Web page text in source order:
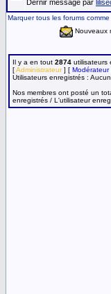
Dernir message par
Marquer tous les forums comme
Nouveaux
Il y a en tout 2874 utilisateurs
[Administrateur] [ Modérateur
Utilisateurs enregistrés : Aucun
Nos membres ont posté un
enregistrés / L'utilisateur